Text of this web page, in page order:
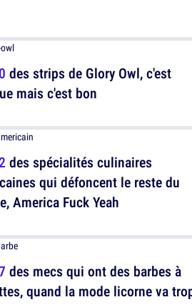
des strips de Glory Owl, c'est
mais c'est bon
des spécialités culinaires
qui défoncent le reste du
America Fuck Yeah
des mecs qui ont des barbes à
quand la mode licorne va